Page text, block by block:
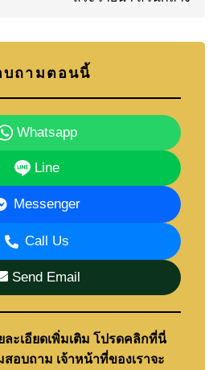
บถามตอนนี้
Whatsapp
Line
Messenger
Call Us
Send Email
ะเอียดเพิ่มเติม โปรดคลิกที่นี่
อบถาม เจ้าหน้าที่ของเราจะ